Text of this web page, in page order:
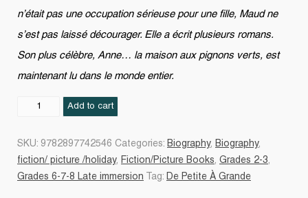
n’était pas une occupation sérieuse pour une fille, Maud ne
s’est pas laissé décourager. Elle a écrit plusieurs romans.
Son plus célèbre, Anne… la maison aux pignons verts, est
maintenant lu dans le monde entier.
Add to cart
SKU: 9782897742546 Categories: Biography, Biography,
fiction/ picture /holiday, Fiction/Picture Books, Grades 2-3,
Grades 6-7-8 Late immersion
Tag: De Petite À Grande